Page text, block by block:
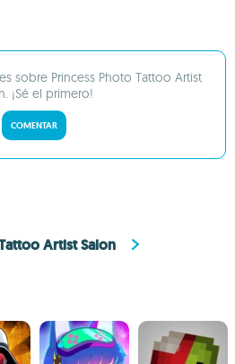
sobre Princess Photo Tattoo Artist
¡Sé el primero!
COMENTAR
Artist Salon